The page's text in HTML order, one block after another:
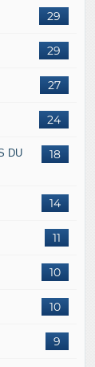
29
29
27
24
18
DU
14
11
10
10
9